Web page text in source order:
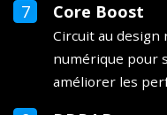
Core Boost
Circuit au
numérique pour
améliorer les